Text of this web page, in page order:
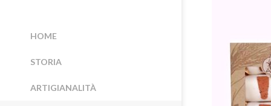
HOME
STORIA
ARTIGIANALITÀ